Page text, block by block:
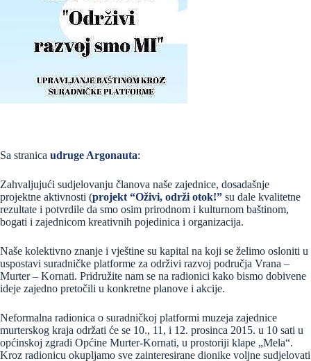
Sa stranica udruge Argonauta:
Zahvaljujući sudjelovanju članova naše zajednice, dosadašnje
projektne aktivnosti (projekt “Oživi, održi otok!” su dale kvalitetne
rezultate i potvrdile da smo osim prirodnom i kulturnom baštinom,
bogati i zajednicom kreativnih pojedinica i organizacija.
Naše kolektivno znanje i vještine su kapital na koji se želimo osloniti u
uspostavi suradničke platforme za održivi razvoj područja Vrana –
Murter – Kornati. Pridružite nam se na radionici kako bismo dobivene
ideje zajedno pretočili u konkretne planove i akcije.
Neformalna radionica o suradničkoj platformi muzeja zajednice
murterskog kraja održati će se 10., 11, i 12. prosinca 2015. u 10 sati u
općinskoj zgradi Općine Murter-Kornati, u prostoriji klape „Mela“.
Kroz radionicu okupljamo sve zainteresirane dionike voljne sudjelovati